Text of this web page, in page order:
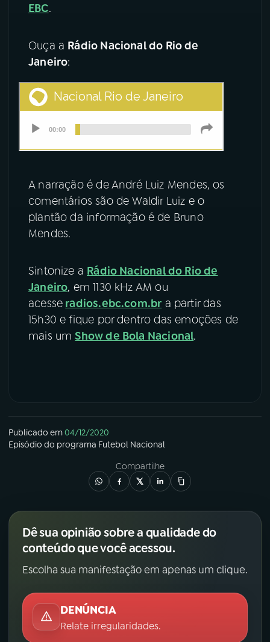
EBC.
Ouça a Rádio Nacional do Rio de
Janeiro:
A narração é de André Luiz Mendes, os
comentários são de Waldir Luiz e o
plantão da informação é de Bruno
Mendes.
Sintonize a Rádio Nacional do Rio de
Janeiro, em 1130 kHz AM ou
acesse radios.ebc.com.br a partir das
15h30 e fique por dentro das emoções de
mais umShow de Bola Nacional.
Publicado em04/12/2020
Episódio do programa Futebol Nacional
Compartilhe
Dê sua opinião sobre a qualidade do
conteúdo que você acessou.
Escolha sua manifestação em apenas um clique.
DENÚNCIA
Relate irregularidades.